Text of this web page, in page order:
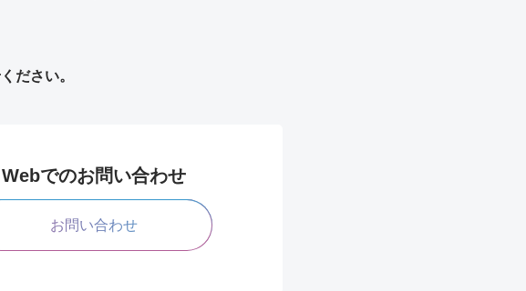
ださい。
Webでのお問い合わせ
お問い合わせ